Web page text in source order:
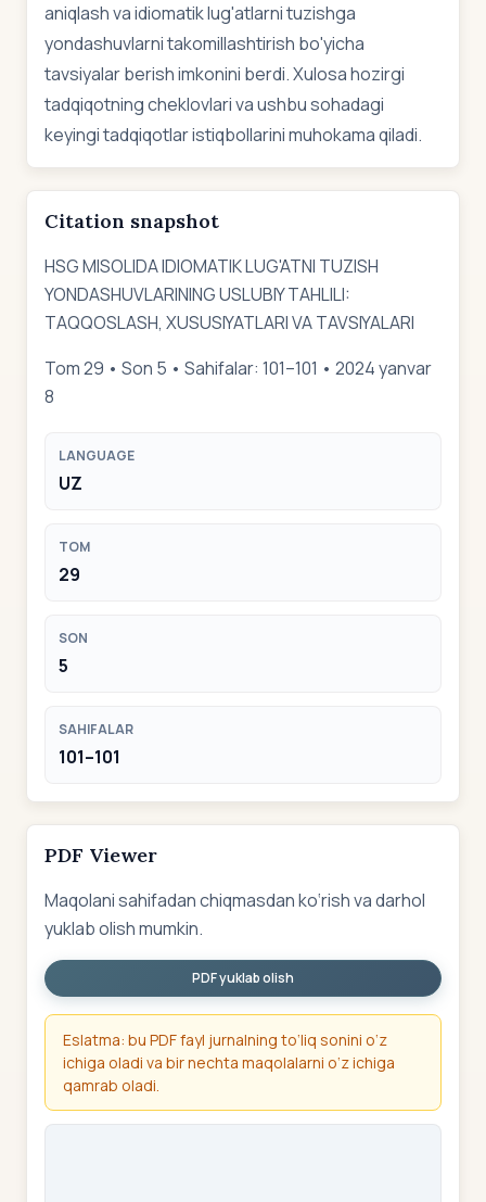
aniqlash va idiomatik lug'atlarni tuzishga
yondashuvlarni takomillashtirish bo'yicha
tavsiyalar berish imkonini berdi. Xulosa hozirgi
tadqiqotning cheklovlari va ushbu sohadagi
keyingi tadqiqotlar istiqbollarini muhokama qiladi.
Citation snapshot
HSG MISOLIDA IDIOMATIK LUG'ATNI TUZISH
YONDASHUVLARINING USLUBIY TAHLILI:
TAQQOSLASH, XUSUSIYATLARI VA TAVSIYALARI
Tom 29 • Son 5 • Sahifalar: 101–101 • 2024 yanvar
8
LANGUAGE
UZ
TOM
29
SON
5
SAHIFALAR
101–101
PDF Viewer
Maqolani sahifadan chiqmasdan ko‘rish va darhol
yuklab olish mumkin.
PDF yuklab olish
Eslatma: bu PDF fayl jurnalning to‘liq sonini o‘z
ichiga oladi va bir nechta maqolalarni o‘z ichiga
qamrab oladi.